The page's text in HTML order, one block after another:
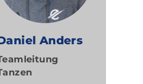
Anders